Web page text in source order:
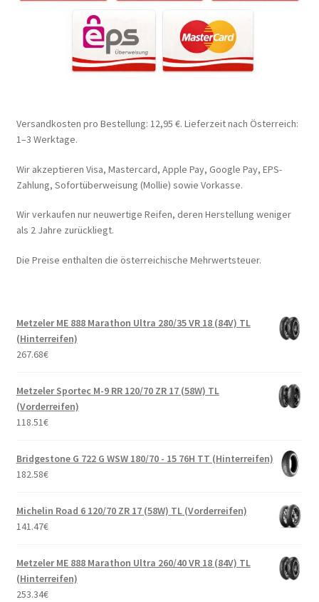
Versandkosten pro Bestellung: 12,95 €. Lieferzeit nach Österreich:
1–3 Werktage.
Wir akzeptieren Visa, Mastercard, Apple Pay, Google Pay, EPS-
Zahlung, Sofortüberweisung (Mollie) sowie Vorkasse.
Wir verkaufen nur neuwertige Reifen, deren Herstellung weniger
als 2 Jahre zurückliegt.
Die Preise enthalten die österreichische Mehrwertsteuer.
Metzeler ME 888 Marathon Ultra 280/35 VR 18 (84V) TL
(Hinterreifen)
267.68€
Metzeler Sportec M-9 RR 120/70 ZR 17 (58W) TL
(Vorderreifen)
118.51€
Bridgestone G 722 G WSW 180/70 - 15 76H TT (Hinterreifen)
182.58€
Michelin Road 6 120/70 ZR 17 (58W) TL (Vorderreifen)
141.47€
Metzeler ME 888 Marathon Ultra 260/40 VR 18 (84V) TL
(Hinterreifen)
253.34€